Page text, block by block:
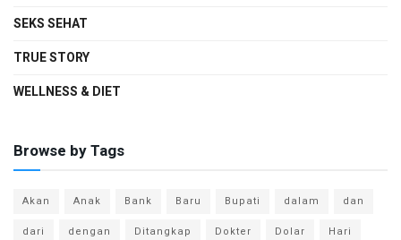
SEKS SEHAT
TRUE STORY
WELLNESS & DIET
Browse by Tags
Akan Anak Bank Baru Bupati dalam
dan
dari
dengan Ditangkap Dokter Dolar
Hari